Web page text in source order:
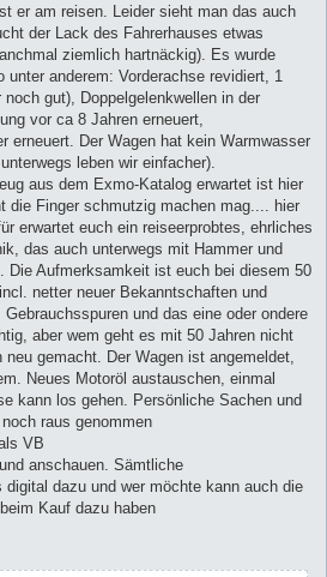
er am reisen. Leider sieht man das auch
der Lack des Fahrerhauses etwas
ziemlich hartnäckig). Es wurde
anderem: Vorderachse revidiert, 1
gut), Doppelgelenkwellen in der
vor ca 8 Jahren erneuert,
erneuert. Der Wagen hat kein Warmwasser
leben wir einfacher).
aus dem Exmo-Katalog erwartet ist hier
die Finger schmutzig machen mag.... hier
erwartet euch ein reiseerprobtes, ehrliches
das auch unterwegs mit Hammer und
Die Aufmerksamkeit ist euch bei diesem 50
netter neuer Bekanntschaften und
und das eine oder ondere
aber wem geht es mit 50 Jahren nicht
gemacht. Der Wagen ist angemeldet,
Neues Motoröl austauschen, einmal
kann los gehen. Persönliche Sachen und
raus genommen
VB
anschauen. Sämtliche
dazu und wer möchte kann auch die
Kauf dazu haben